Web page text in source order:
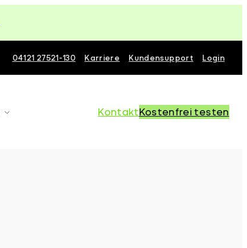
04121 27521-130 Karriere Kundensupport Login
KontaktKostenfrei testen